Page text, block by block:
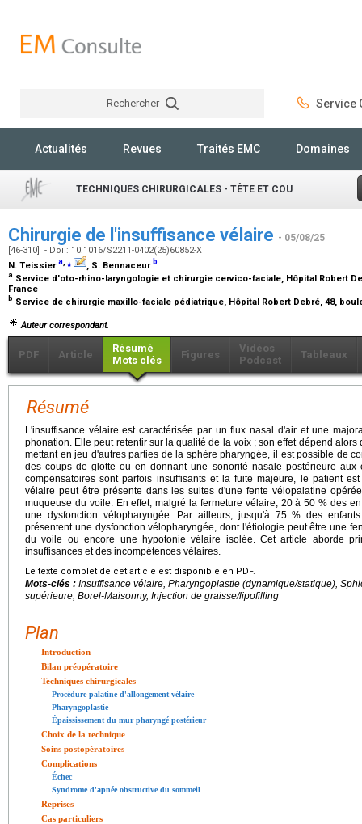
Rechercher Service
Actualités Revues Traités EMC Domaines
TECHNIQUES CHIRURGICALES - TÊTE ET COU
Chirurgie de l'insuffisance vélaire - 05/08/25
[46-310] - Doi : 10.1016/S2211-0402(25)60852-X
N. Teissiera,⁎ , S. Bennaceur b
a Service d'oto-rhino-laryngologie et chirurgie cervico-faciale, Hôpital Robert
France
b Service de chirurgie maxillo-faciale pédiatrique, Hôpital Robert Debré, 48,
Auteur correspondant.
PDF Article
Résumé
Mots clés
Figures
Vidéos
Podcast
Tableaux
Résumé
L'insuffisance vélaire est caractérisée par un flux nasal d'air et une
phonation. Elle peut retentir sur la qualité de la voix ; son effet dépend
mettant en jeu d'autres parties de la sphère pharyngée, il est possible de
des coups de glotte ou en donnant une sonorité nasale postérieure aux
compensatoires sont parfois insuffisants et la fuite majeure, le patient
vélaire peut être présente dans les suites d'une fente vélopalatine
muqueuse du voile. En effet, malgré la fermeture vélaire, 20 à 50 % des
une dysfonction vélopharyngée. Par ailleurs, jusqu'à 75 % des
présentent une dysfonction vélopharyngée, dont l'étiologie peut être une
du voile ou encore une hypotonie vélaire isolée. Cet article aborde
insuffisances et des incompétences vélaires.
Le texte complet de cet article est disponible en PDF.
Mots-clés : Insuffisance vélaire, Pharyngoplastie (dynamique/statique),
supérieure, Borel-Maisonny, Injection de graisse/lipofilling
Plan
Introduction
Bilan préopératoire
Techniques chirurgicales
Procédure palatine d'allongement vélaire
Pharyngoplastie
Épaississement du mur pharyngé postérieur
Choix de la technique
Soins postopératoires
Complications
Échec
Syndrome d'apnée obstructive du sommeil
Reprises
Cas particuliers